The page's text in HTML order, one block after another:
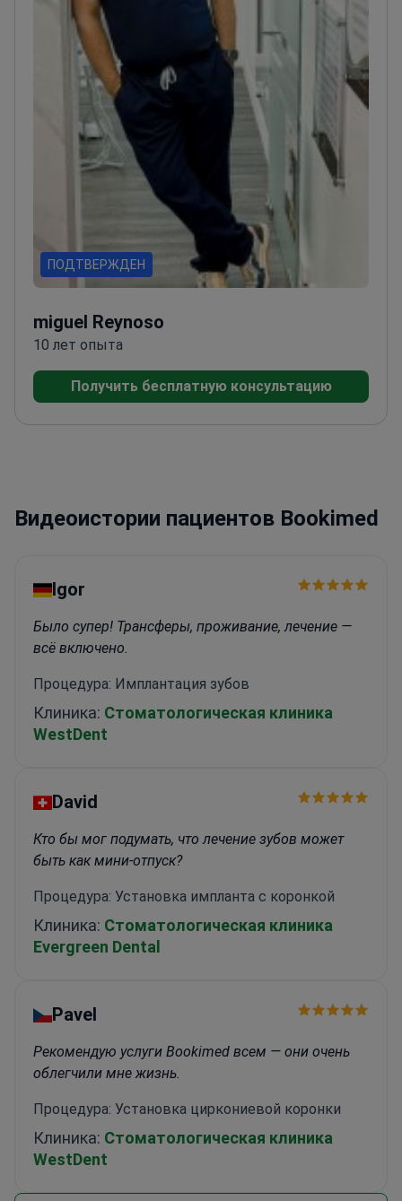
ПОДТВЕРЖДЕН
miguel Reynoso
10 лет опыта
Получить бесплатную консультацию
Видеоистории пациентов Bookimed
Igor
Было супер! Трансферы, проживание, лечение —
всё включено.
Процедура: Имплантация зубов
Клиника: Стоматологическая клиника
WestDent
David
Кто бы мог подумать, что лечение зубов может
быть как мини-отпуск?
Процедура: Установка импланта с коронкой
Клиника: Стоматологическая клиника
Evergreen Dental
Pavel
Рекомендую услуги Bookimed всем — они очень
облегчили мне жизнь.
Процедура: Установка циркониевой коронки
Клиника: Стоматологическая клиника
WestDent